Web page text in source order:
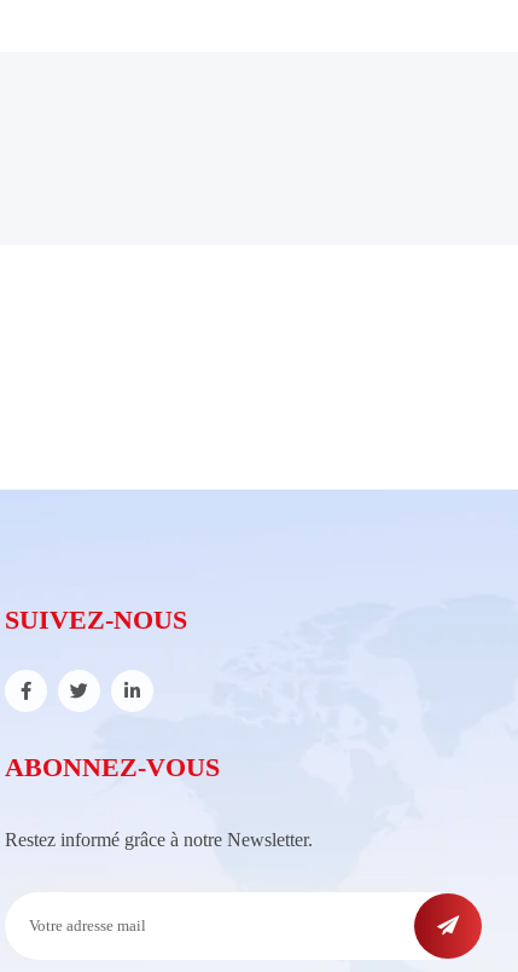
SUIVEZ-NOUS
ABONNEZ-VOUS
Restez informé grâce à notre Newsletter.